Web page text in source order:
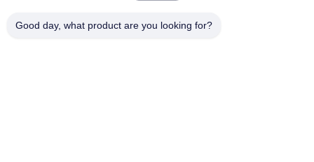
Email
Good day, what product are you looking for?